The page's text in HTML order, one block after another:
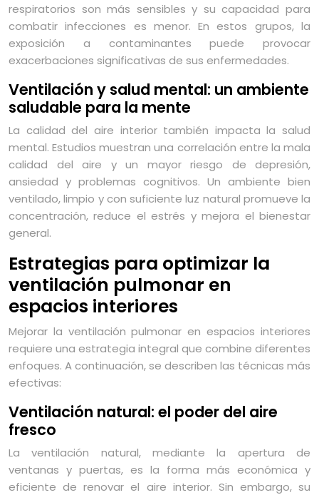
respiratorios son más sensibles y su capacidad para
combatir infecciones es menor. En estos grupos, la
exposición a contaminantes puede provocar
exacerbaciones significativas de sus enfermedades.
Ventilación y salud mental: un ambiente
saludable para la mente
La calidad del aire interior también impacta la salud
mental. Estudios muestran una correlación entre la mala
calidad del aire y un mayor riesgo de depresión,
ansiedad y problemas cognitivos. Un ambiente bien
ventilado, limpio y con suficiente luz natural promueve la
concentración, reduce el estrés y mejora el bienestar
general.
Estrategias para optimizar la
ventilación pulmonar en
espacios interiores
Mejorar la ventilación pulmonar en espacios interiores
requiere una estrategia integral que combine diferentes
enfoques. A continuación, se describen las técnicas más
efectivas:
Ventilación natural: el poder del aire
fresco
La ventilación natural, mediante la apertura de
ventanas y puertas, es la forma más económica y
eficiente de renovar el aire interior. Sin embargo, su